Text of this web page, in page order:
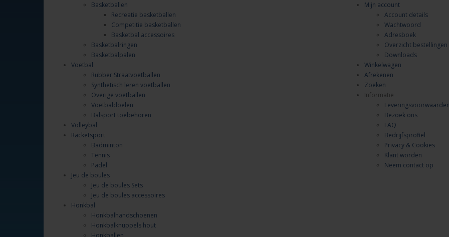
Basketballen
Recreatie basketballen
Competitie basketballen
Basketbal accessoires
Basketbalringen
Basketbalpalen
Voetbal
Rubber Straatvoetballen
Synthetisch leren voetballen
Overige voetballen
Voetbaldoelen
Balsport toebehoren
Volleybal
Racketsport
Badminton
Tennis
Padel
Jeu de boules
Jeu de boules Sets
Jeu de boules accessoires
Honkbal
Honkbalhandschoenen
Honkbalknuppels hout
Honkballen
Mijn account
Account details
Wachtwoord
Adresboek
Overzicht bestellingen
Downloads
Winkelwagen
Afrekenen
Zoeken
Informatie
Bezoek ons
FAQ
Bedrijfsprofiel
Privacy & Cookies
Klant worden
Neem contact op